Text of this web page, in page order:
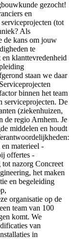
gezocht!
en
(tot
Als
de kans om jouw
te
klanttevredenheid
staan we daar
binnen het team
serviceprojecten. De
(ziekenhuizen,
de regio Arnhem. Je
middelen en houdt
materieel -
offertes -
nazorg Concreet
het maken
en begeleiding
organisatie op de
team van 100
komt. We
van
in